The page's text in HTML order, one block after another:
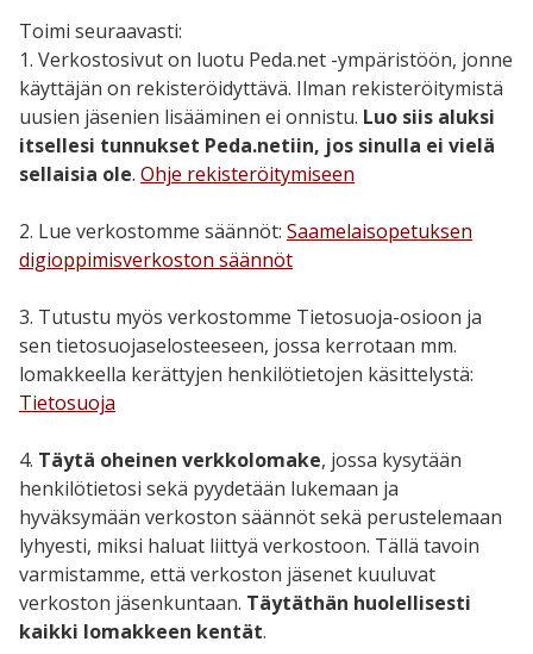
Toimi seuraavasti:
1. Verkostosivut on luotu Peda.net -ympäristöön, jonne
käyttäjän on rekisteröidyttävä. Ilman rekisteröitymistä
uusien jäsenien lisääminen ei onnistu. Luo siis aluksi
itsellesi tunnukset Peda.netiin, jos sinulla ei vielä
sellaisia ole. Ohje rekisteröitymiseen
2. Lue verkostomme säännöt: Saamelaisopetuksen
digioppimisverkoston säännöt
3. Tutustu myös verkostomme Tietosuoja-osioon ja
sen tietosuojaselosteeseen, jossa kerrotaan mm.
lomakkeella kerättyjen henkilötietojen käsittelystä:
Tietosuoja
4. Täytä oheinen verkkolomake, jossa kysytään
henkilötietosi sekä pyydetään lukemaan ja
hyväksymään verkoston säännöt sekä perustelemaan
lyhyesti, miksi haluat liittyä verkostoon. Tällä tavoin
varmistamme, että verkoston jäsenet kuuluvat
verkoston jäsenkuntaan. Täytäthän huolellisesti
kaikki lomakkeen kentät.